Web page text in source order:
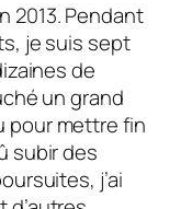
2013. Pendant
je suis sept
de
un grand
pour mettre fin
subir des
j’ai